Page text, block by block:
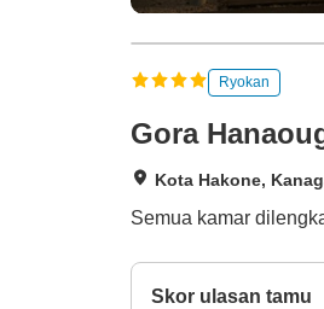
Ryokan
Gora
Kota Hakone,
Semua kamar
Skor ulasan tamu